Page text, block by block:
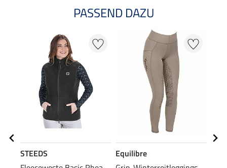
PASSEND DAZU
STEEDS
Equilibre